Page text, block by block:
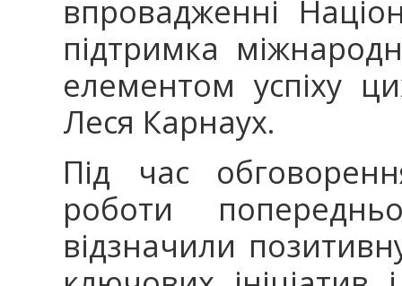
впровадженні
підтримка
елементом успіху
Леся Карнаух.
Під час
роботи
відзначили